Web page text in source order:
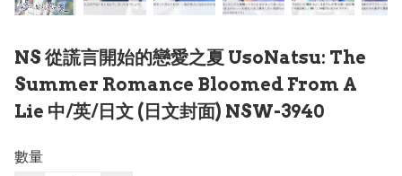
NS 從謊言開始的戀愛之夏 UsoNatsu: The
Summer Romance Bloomed From A
Lie 中/英/日文 (日文封面) NSW-3940
數量